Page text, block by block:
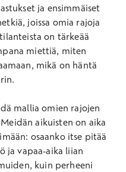
ja ensimmäiset
joissa omia rajoja
on tärkeää
miettiä, miten
mikä on häntä
mallia omien rajojen
aikuisten on aika
osaanko itse pitää
ja vapaa-aika liian
kuin perheeni